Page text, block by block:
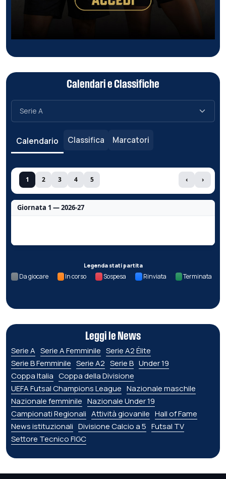
Calendari e Classifiche
Calendario Classifica Marcatori
1 2 3 4 5 ‹ ›
Giornata 1 — 2026-27
Legenda stati partita
Da giocare In corso Sospesa Rinviata Terminata
Leggi le News
Serie A Serie A Femminile Serie A2 Élite
Serie B Femminile Serie A2 Serie B Under 19
Coppa Italia Coppa della Divisione
UEFA Futsal Champions League Nazionale maschile
Nazionale femminile Nazionale Under 19
Campionati Regionali Attività giovanile Hall of Fame
News istituzionali Divisione Calcio a 5 Futsal TV
Settore Tecnico FIGC